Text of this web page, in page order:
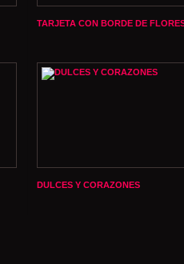
TARJETA CON BORDE DE
DULCES Y CORAZONES